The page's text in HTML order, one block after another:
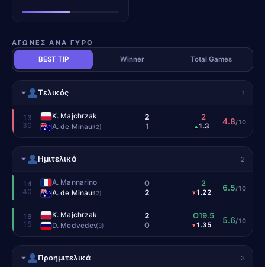
ΑΓΏΝΕΣ ΑΝΆ ΓΎΡΟ
BEST TIP
Winner Total Games
Τελικός 1
13
30
K. Majchrzak
A. de Minaur(2)
2
1
2
▴1.3 4.8/10
Ημιτελικά 2
14
40
A. Mannarino
A. de Minaur(2)
0
2
2
▾1.22 6.5/10
16
15
K. Majchrzak
D. Medvedev(3)
2
0
O19.5
▾1.35 5.6/10
Προημιτελικά 3